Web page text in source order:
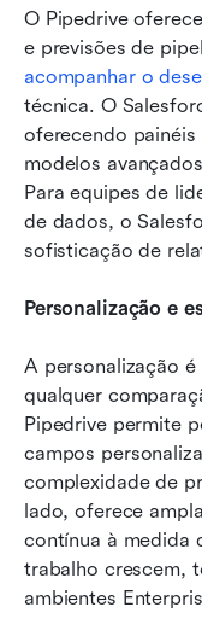
O Pipedrive
acompanhar o
técnica. O
oferecendo painéis
modelos
Para equipes de
de dados, o
sofisticação de
Personalização e
A personalização
qualquer
Pipedrive permite
campos
complexidade de
lado, oferece
contínua à medida
trabalho crescem,
ambientes